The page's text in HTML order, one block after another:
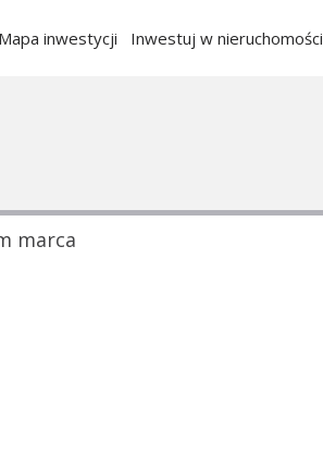
Mapa inwestycji Inwestuj w nieruchomości
marca